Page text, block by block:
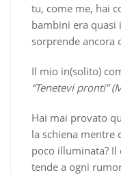
tu, come me, hai
bambini era
sorprende ancora
Il mio in(solito)
“Tenetevi pronti”
Hai mai provato
la schiena mentre
poco illuminata? Il
tende a ogni